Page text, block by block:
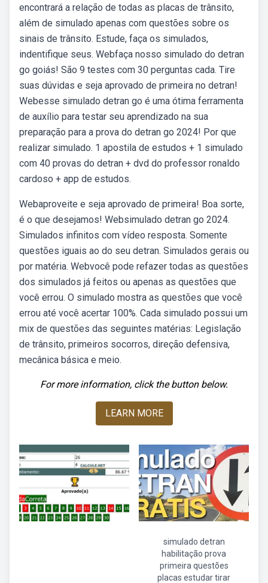
encontrará a relação de todas as placas de trânsito,
além de simulado apenas com questões sobre os
sinais de trânsito. Estude, faça os simulados,
indentifique seus. Webfaça nosso simulado do detran
go goiás! São 9 testes com 30 perguntas cada. Tire
suas dúvidas e seja aprovado de primeira no detran!
Webesse simulado detran go é uma ótima ferramenta
de auxílio para testar seu aprendizado na sua
preparação para a prova do detran go 2024! Por que
realizar simulado. 1 apostila de estudos + 1 simulado
com 40 provas do detran + dvd do professor ronaldo
cardoso + app de estudos.
Webaproveite e seja aprovado de primeira! Boa sorte,
é o que desejamos! Websimulado detran go 2024.
Simulados infinitos com vídeo resposta. Somente
questões iguais ao do seu detran. Simulados gerais ou
por matéria. Webvocê pode refazer todas as questões
dos simulados já feitos ou apenas as questões que
você errou. O simulado mostra as questões que você
errou até você acertar 100%. Cada simulado possui um
mix de questões das seguintes matérias: Legislação
de trânsito, primeiros socorros, direção defensiva,
mecânica básica e meio.
For more information, click the button below.
LEARN MORE
simulado detran
habilitação prova
primeira questões
placas estudar tirar